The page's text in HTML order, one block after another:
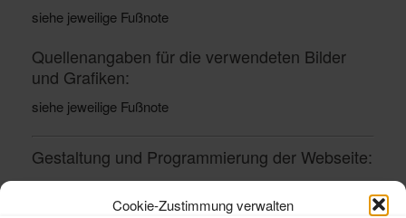
Cookie-Zustimmung verwalten
siehe jeweilige Fußnote
Quellenangaben für die verwendeten Bilder
und Grafiken:
siehe jeweilige Fußnote
Gestaltung und Programmierung der Webseite:
Designbüro*Marx – Büros für Kommunikationsgestaltung
Tel.: +49 221 330 50 20 / Email: